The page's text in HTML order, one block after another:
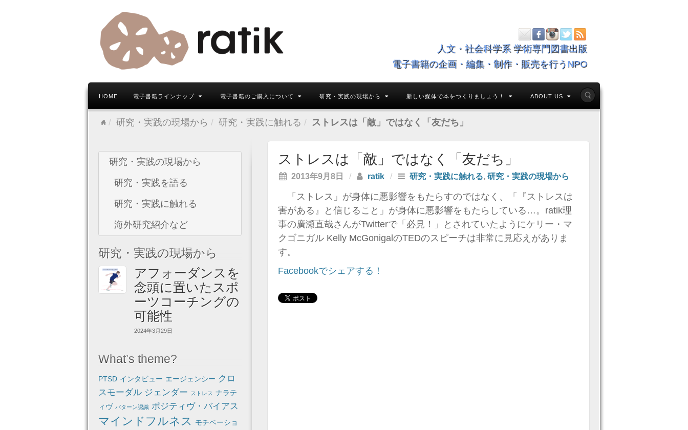
人文・社会科学系 学術専門図書出版
電子書籍の企画・編集・制作・販売を行うNPO
HOME 電子書籍ラインナップ 電子書籍のご購入について 研究・実践の現場から 新しい媒体で本をつくりましょう！ ABOUT US
研究・実践の現場から 研究・実践に触れる ストレスは「敵」ではなく「友だち」
研究・実践の現場から
研究・実践を語る
研究・実践に触れる
海外研究紹介など
研究・実践の現場から
アフォーダンスを
念頭に置いたスポ
ーツコーチングの
可能性
2024年3月29日
What’s theme?
PTSD インタビュー エージェンシー クロ
スモーダル ジェンダー ストレス ナラテ
ィヴ パターン認識 ポジティヴ・バイアス
マインドフルネス
モチベーショ
ストレスは「敵」ではなく「友だち」
2013年9月8日 / ratik / 研究・実践に触れる, 研究・実践の現場から
「ストレス」が身体に悪影響をもたらすのではなく、「『ストレスは
害がある』と信じること」が身体に悪影響をもたらしている…。ratik理
事の廣瀬直哉さんがTwitterで「必見！」とされていたようにケリー・マ
クゴニガル Kelly McGonigalのTEDのスピーチは非常に見応えがありま
す。
Facebookでシェアする！